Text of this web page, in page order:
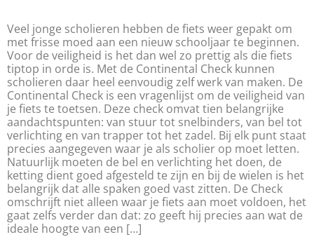
Veel jonge scholieren hebben de fiets weer gepakt om
met frisse moed aan een nieuw schooljaar te beginnen.
Voor de veiligheid is het dan wel zo prettig als die fiets
tiptop in orde is. Met de Continental Check kunnen
scholieren daar heel eenvoudig zelf werk van maken. De
Continental Check is een vragenlijst om de veiligheid van
je fiets te toetsen. Deze check omvat tien belangrijke
aandachtspunten: van stuur tot snelbinders, van bel tot
verlichting en van trapper tot het zadel. Bij elk punt staat
precies aangegeven waar je als scholier op moet letten.
Natuurlijk moeten de bel en verlichting het doen, de
ketting dient goed afgesteld te zijn en bij de wielen is het
belangrijk dat alle spaken goed vast zitten. De Check
omschrijft niet alleen waar je fiets aan moet voldoen, het
gaat zelfs verder dan dat: zo geeft hij precies aan wat de
ideale hoogte van een […]